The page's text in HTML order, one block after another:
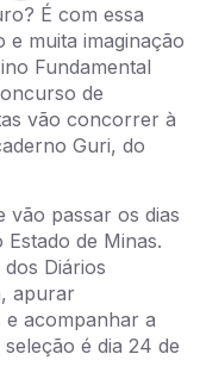
É com essa
e muita imaginação
Fundamental
de
vão concorrer à
Guri, do
vão passar os dias
de Minas.
Diários
apurar
acompanhar a
é dia 24 de